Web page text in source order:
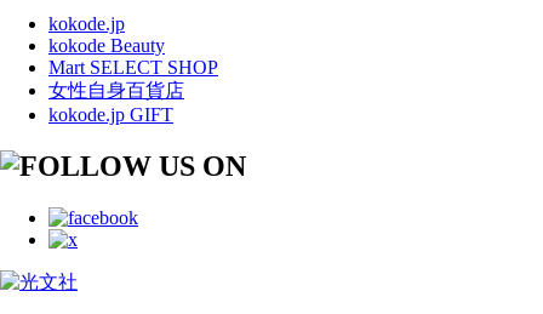
kokode.jp
kokode Beauty
Mart SELECT SHOP
女性自身百貨店
kokode.jp GIFT